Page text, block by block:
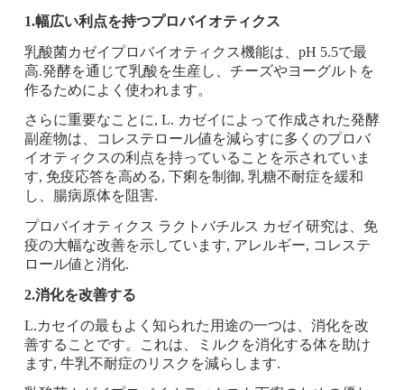
1.幅広い利点を持つプロバイオティクス
乳酸菌カゼイプロバイオティクス機能は、pH 5.5で最
高.発酵を通じて乳酸を生産し、チーズやヨーグルトを
作るためによく使われます。
さらに重要なことに, L. カゼイによって作成された発酵
副産物は、コレステロール値を減らすに多くのプロバ
イオティクスの利点を持っていることを示されていま
す, 免疫応答を高める, 下痢を制御, 乳糖不耐症を緩和
し、腸病原体を阻害.
プロバイオティクス ラクトバチルス カゼイ研究は、免
疫の大幅な改善を示しています, アレルギー, コレステ
ロール値と消化.
2.消化を改善する
L.カセイの最もよく知られた用途の一つは、消化を改
善することです。これは、ミルクを消化する体を助け
ます, 牛乳不耐症のリスクを減らします.